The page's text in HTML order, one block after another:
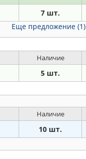
7 шт.
Еще предложение (1)
Наличие
5 шт.
Наличие
10 шт.